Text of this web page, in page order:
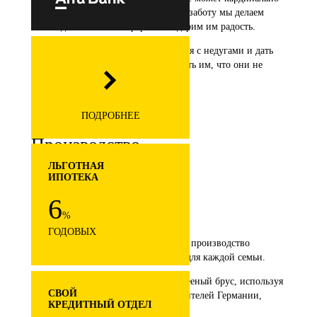
изменить судьбу детей. Но проявляя заботу мы делаем
жизнь детей более комфортной и дарим им радость.
В наших силах помочь им справиться с недугами и дать
тот огонек, который будет напоминать им, что они не
одиноки в этом мире.
Производство
Собственное деревообрабатывающее производство
позволяет сделать доступное жилье для каждой семьи.
Мы изготавливаем качественный клееный брус, используя
оборудование от ведущих производителей Германии,
Италии, Финляндии и Швеции.
ПОДРОБНЕЕ
ЛЬГОТНАЯ
ИПОТЕКА
6%
ГОДОВЫХ
СВОЙ
КРЕДИТНЫЙ ОТДЕЛ